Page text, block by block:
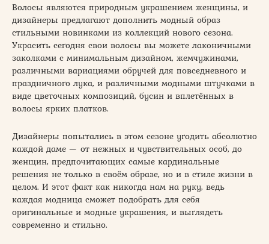
Волосы являются природным украшением женщины, и
дизайнеры предлагают дополнить модный образ
стильными новинками из коллекций нового сезона.
Украсить сегодня свои волосы вы можете лаконичными
заколками с минимальным дизайном, жемчужинами,
различными вариациями обручей для повседневного и
праздничного лука, и различными модными штучками в
виде цветочных композиций, бусин и вплетённых в
волосы ярких платков.
Дизайнеры попытались в этом сезоне угодить абсолютно
каждой даме — от нежных и чувствительных особ, до
женщин, предпочитающих самые кардинальные
решения не только в своём образе, но и в стиле жизни в
целом. И этот факт как никогда нам на руку, ведь
каждая модница сможет подобрать для себя
оригинальные и модные украшения, и выглядеть
современно и стильно.